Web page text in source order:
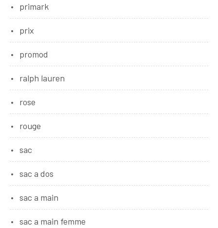
primark
prix
promod
ralph lauren
rose
rouge
sac
sac a dos
sac a main
sac a main femme